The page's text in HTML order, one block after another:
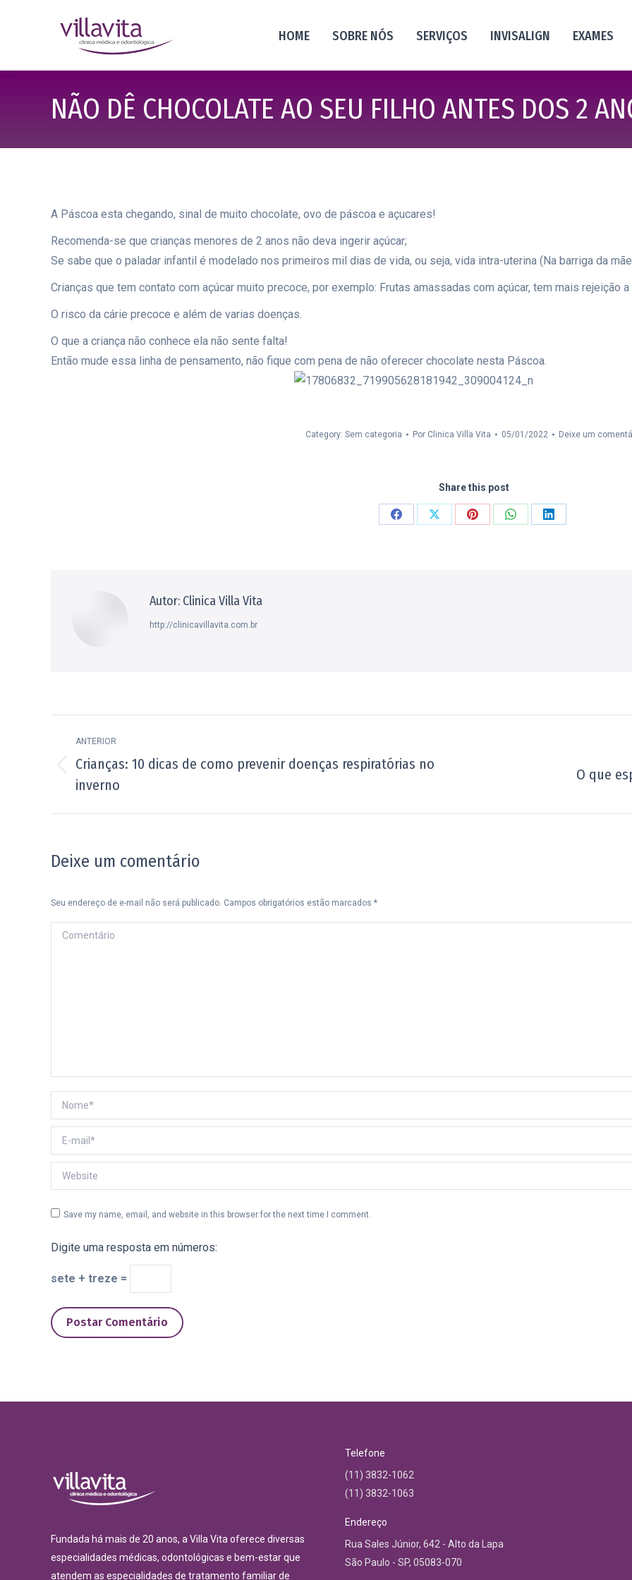
HOME SOBRE NÓS SERVIÇOS INVISALIGN EXAMES
NÃO DÊ CHOCOLATE AO SEU FILHO ANTES DOS 2
A Páscoa esta chegando, sinal de muito chocolate, ovo de páscoa e açucares!
Recomenda-se que crianças menores de 2 anos não deva ingerir açúcar;
Se sabe que o paladar infantil é modelado nos primeiros mil dias de vida, ou seja, vida intra-uterina (Na barriga da
Crianças que tem contato com açúcar muito precoce, por exemplo: Frutas amassadas com açúcar, tem mais rejeição
O risco da cárie precoce e além de varias doenças.
O que a criança não conhece ela não sente falta!
Então mude essa linha de pensamento, não fique com pena de não oferecer chocolate nesta Páscoa.
Category: Sem categoria Por Clinica Villa Vita 05/01/2022 Deixe um
Share this post
CompartilharCompartilharCompartilharCompartilharCompartilhar
Autor: Clinica Villa Vita
http://clinicavillavita.com.br
de
post:
ANTERIOR
Post
anterior:
Crianças: 10 dicas de como prevenir doenças respiratórias no
inverno
O que
Deixe um comentário
Seu endereço de e-mail não será publicado. Campos obrigatórios estão marcados *
Comentário
Nome *
E-mail *
Website
Save my name, email, and website in this browser for the next time I comment.
Digite uma resposta em números:
sete + treze =
Postar Comentário
Fundada há mais de 20 anos, a Villa Vita oferece diversas
especialidades médicas, odontológicas e bem-estar que
atendem as especialidades de tratamento familiar de
Telefone
(11) 3832-1062
(11) 3832-1063
Endereço
Rua Sales Júnior, 642 - Alto da Lapa
São Paulo - SP, 05083-070